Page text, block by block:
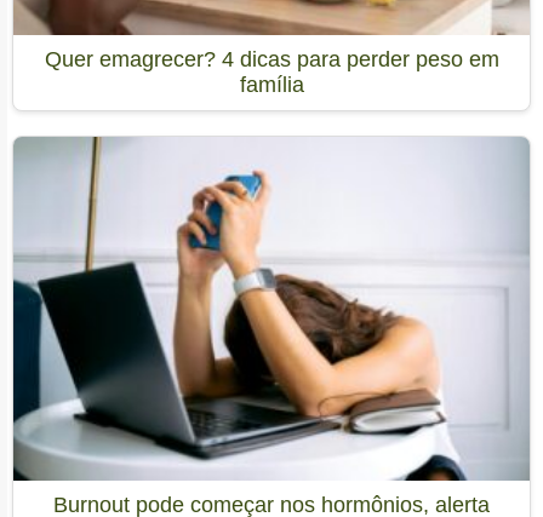
Quer emagrecer? 4 dicas para perder peso em
família
Burnout pode começar nos hormônios, alerta